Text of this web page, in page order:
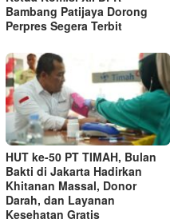
Bambang Patijaya Dorong
Perpres Segera Terbit
HUT ke-50 PT TIMAH, Bulan
Bakti di Jakarta Hadirkan
Khitanan Massal, Donor
Darah, dan Layanan
Kesehatan Gratis